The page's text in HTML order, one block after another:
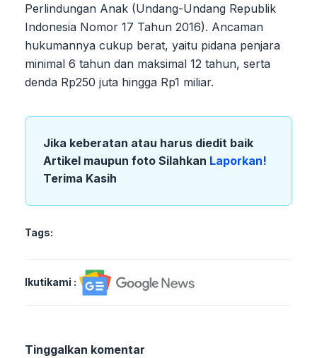
Perlindungan Anak (Undang-Undang Republik
Indonesia Nomor 17 Tahun 2016). Ancaman
hukumannya cukup berat, yaitu pidana penjara
minimal 6 tahun dan maksimal 12 tahun, serta
denda Rp250 juta hingga Rp1 miliar.
Jika keberatan atau harus diedit baik
Artikel maupun foto Silahkan Laporkan!
Terima Kasih
Tags:
Ikutikami :
Tinggalkan komentar